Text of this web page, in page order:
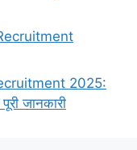
2025:
जानकारी